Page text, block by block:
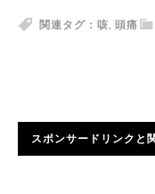
関連タグ： 咳, 頭痛
スポンサードリンクと